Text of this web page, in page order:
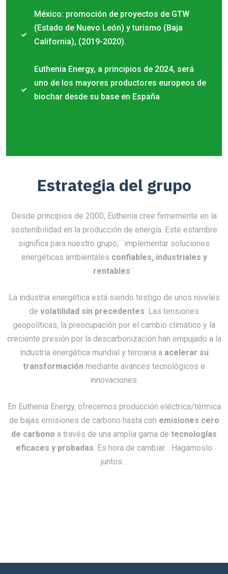
México: promoción de proyectos de GTW
(Estado de Nuevo León) y turismo (Baja
California), (2019-2020).
Euthenia Energy, a principios de 2024, será
uno de los mayores productores europeos de
biochar desde su base en España
Estrategia del grupo
Desde principios de 2000, Euthenia cree firmemente en la
sostenibilidad en la producción de energía. Este estambre
significa para nuestro grupo, ¨implementar soluciones
energéticas ambientales confiables, industriales y
rentables¨.
La industria energética está siendo testigo de unos niveles
de volatilidad sin precedentes. Las tensiones
geopolíticas, la preocupación por el cambio climático y la
creciente presión por la descarbonización han empujado a la
industria energética mundial y terciaria a acelerar su
transformación mediante avances tecnológicos e
innovaciones.
En Euthenia Energy, ofrecemos producción eléctrica/térmica
de bajas emisiones de carbono hasta con emisiones cero
de carbono a través de una amplia gama de tecnologías
eficaces y probadas. Es hora de cambiar… Hagámoslo
juntos…